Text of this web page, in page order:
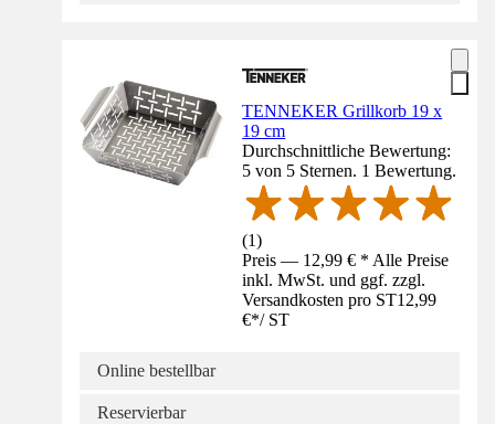
TENNEKER Grillkorb 19 x
19 cm
Durchschnittliche Bewertung:
5 von 5 Sternen. 1 Bewertung.
(1)
Preis — 12,99 € * Alle Preise
inkl. MwSt. und ggf. zzgl.
Versandkosten pro ST12,99
€*/ ST
Online bestellbar
Reservierbar